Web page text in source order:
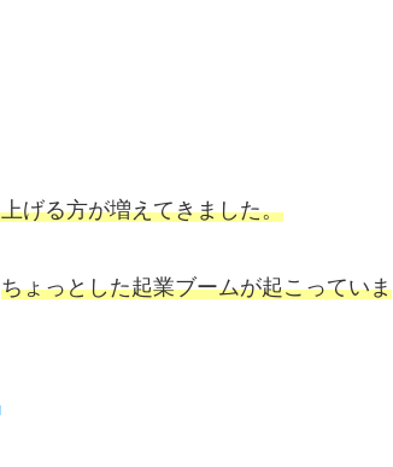
げる方が増えてきました。
ちょっとした起業ブームが起こっていま